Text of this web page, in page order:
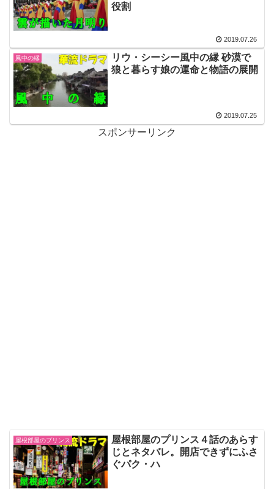
役割
2019.07.26
風中の縁
リウ・シーシー風中の縁 砂漠で
狼と暮らす娘の運命と物語の展開
2019.07.25
スポンサーリンク
屋根部屋のプリンス
屋根部屋のプリンス４話のあらす
じとネタバレ。開店できずにふさ
ぐパク・ハ